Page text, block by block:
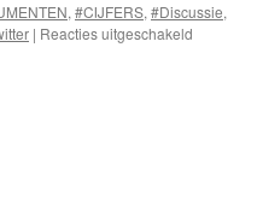
, #CIJFERS, #Discussie,
| Reacties uitgeschakeld